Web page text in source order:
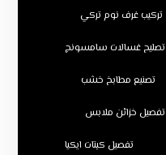
تركيب غرف نوم تركي
تصليح غسالات سامسونج
تصنيع مطابخ خشب
تفصيل خزائن ملابس
تفصيل كبتات ايكيا